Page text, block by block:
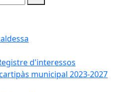
d'interessos
municipal 2023-2027